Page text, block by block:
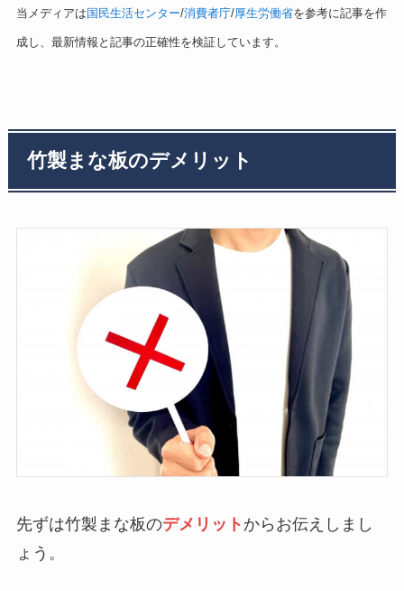
当メディアは 国民生活センター/消費者庁/厚生労働省を参考に記事を作
成し、最新情報と記事の正確性を検証しています。
竹製まな板のデメリット
先ずは竹製まな板のデメリット からお伝えしまし
ょう。